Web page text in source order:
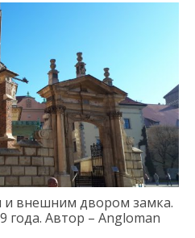
и внешним двором замка.
года. Автор – Angloman